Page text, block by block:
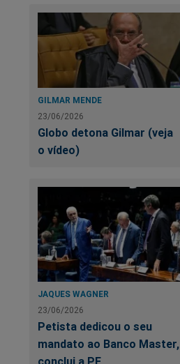
GILMAR MENDE
23/06/2026
Globo detona Gilmar (veja
o vídeo)
JAQUES WAGNER
23/06/2026
Petista dedicou o seu
mandato ao Banco Master,
conclui a PF